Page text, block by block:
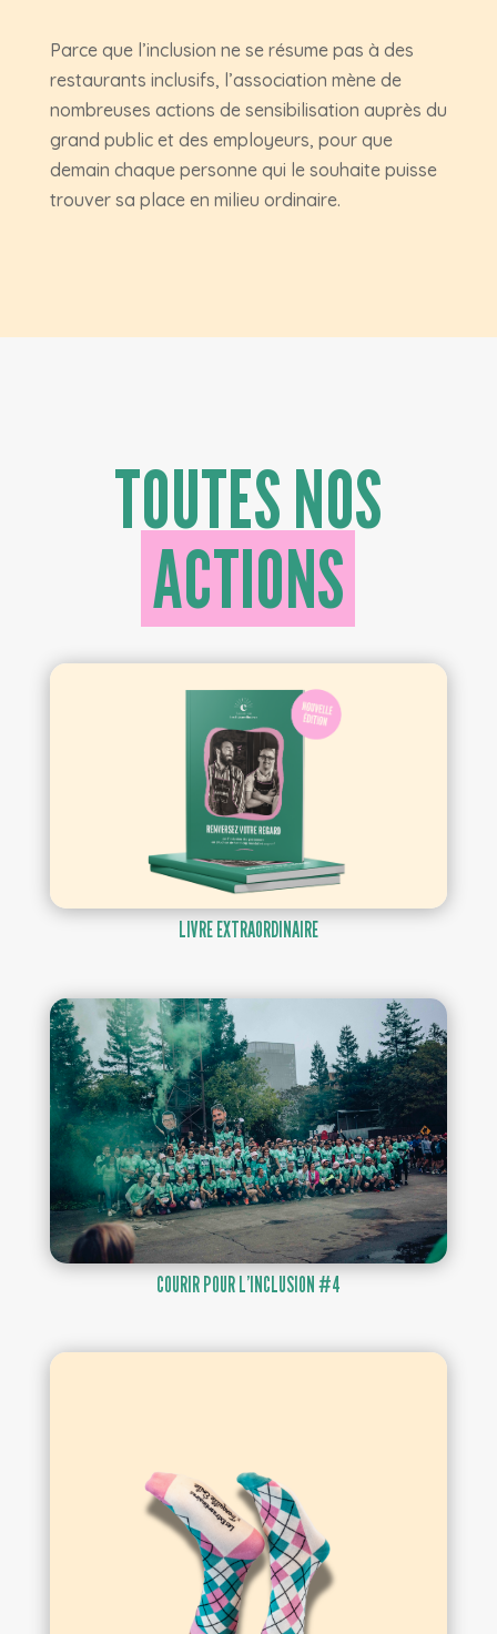
Parce que l’inclusion ne se résume pas à des
restaurants inclusifs, l’association mène de
nombreuses actions de sensibilisation auprès du
grand public et des employeurs, pour que
demain chaque personne qui le souhaite puisse
trouver sa place en milieu ordinaire.
TOUTES NOS
ACTIONS
LIVRE EXTRAORDINAIRE
COURIR POUR L’INCLUSION #4